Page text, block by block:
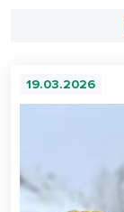
19.03.2026